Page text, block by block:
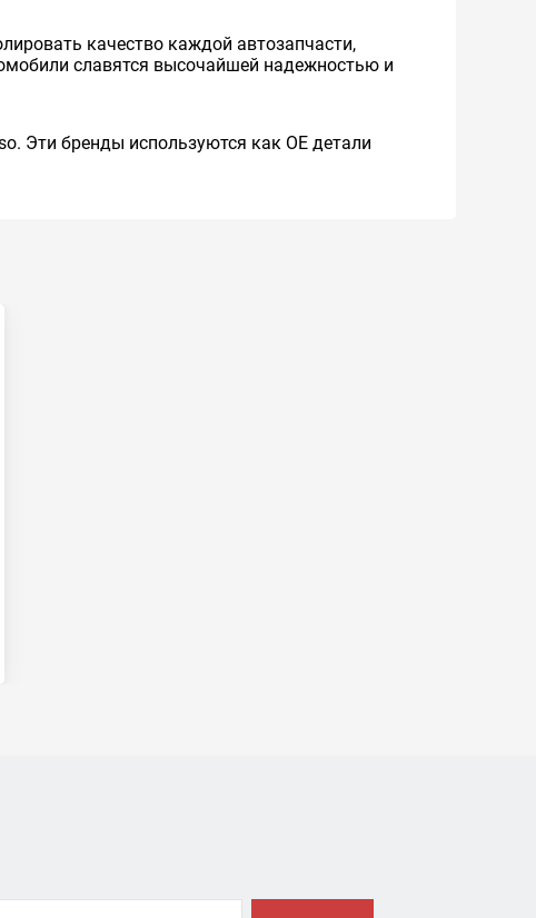
качество каждой автозапчасти,
славятся высочайшей надежностью и
Эти бренды используются как ОЕ детали